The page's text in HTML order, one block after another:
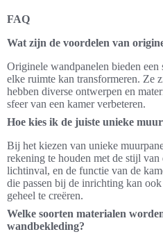
FAQ
Wat zijn de voordelen van
Originele wandpanelen bieden
elke ruimte kan transformeren. Ze
hebben diverse ontwerpen en
sfeer van een kamer verbeteren.
Hoe kies ik de juiste unieke
Bij het kiezen van unieke
rekening te houden met de stijl
lichtinval, en de functie van de
die passen bij de inrichting kan
geheel te creëren.
Welke soorten materialen
wandbekleding?